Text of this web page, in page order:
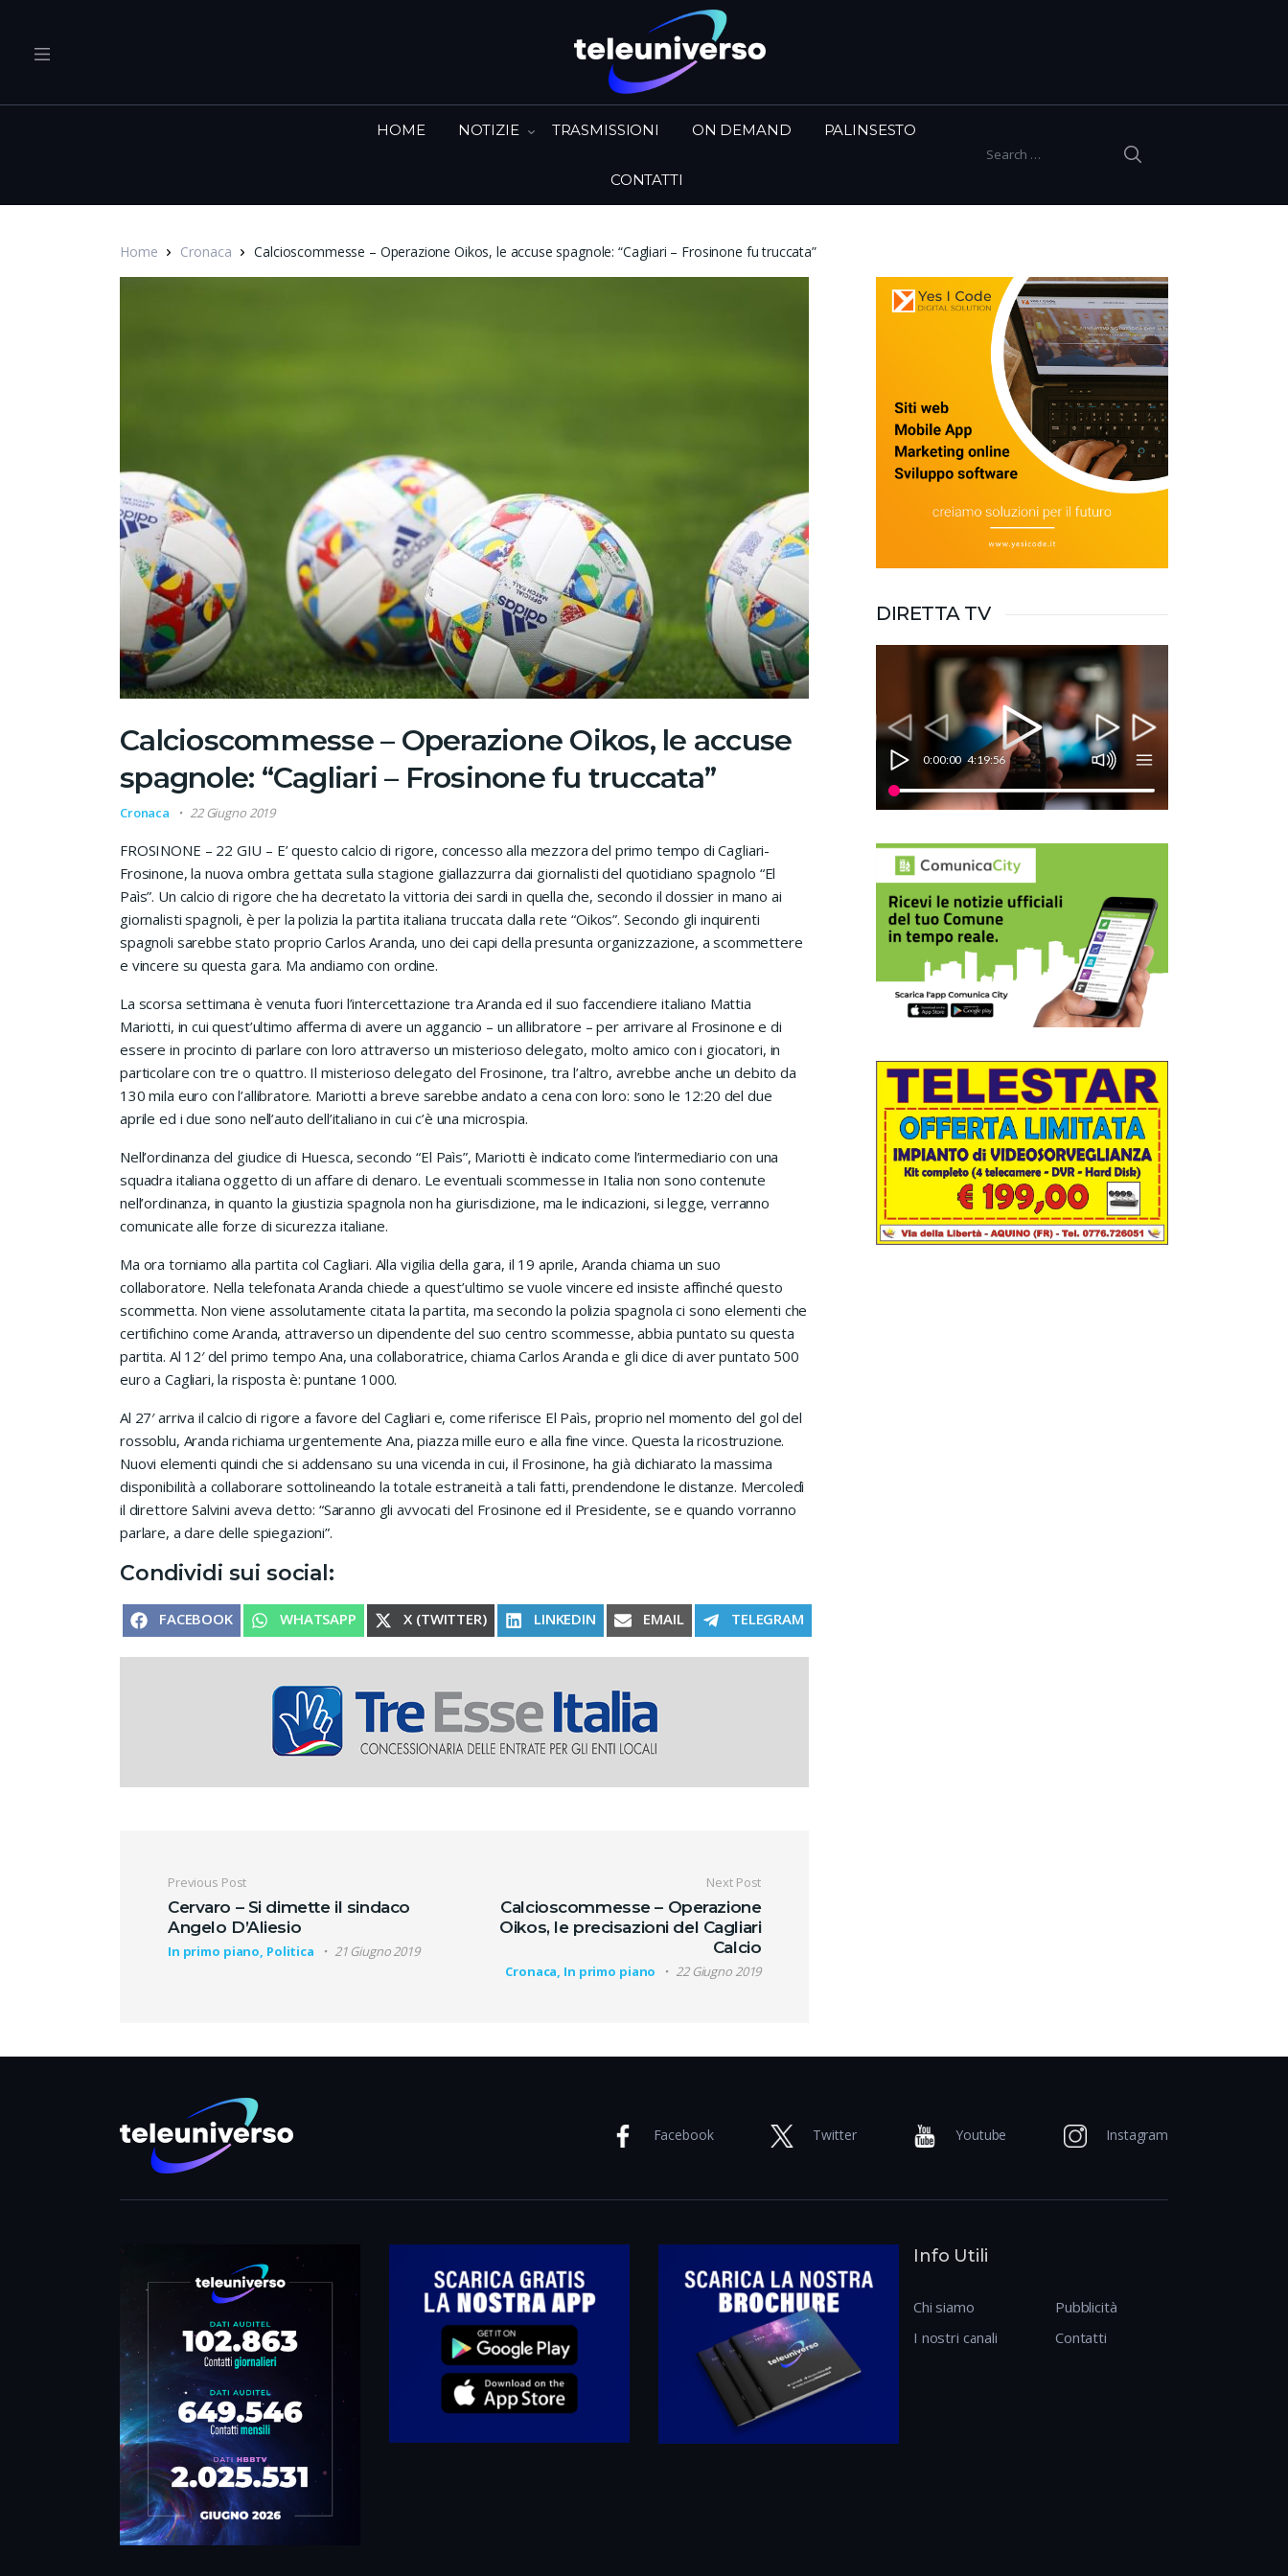
Search for:
HOME NOTIZIE TRASMISSIONI ON DEMAND PALINSESTO
CONTATTI
Home Cronaca Calcioscommesse – Operazione Oikos, le accuse spagnole: “Cagliari – Frosinone fu truccata”
Calcioscommesse – Operazione Oikos, le accuse
spagnole: “Cagliari – Frosinone fu truccata”
Cronaca 22 Giugno 2019
FROSINONE – 22 GIU – E’ questo calcio di rigore, concesso alla mezzora del primo tempo di Cagliari-
Frosinone, la nuova ombra gettata sulla stagione giallazzurra dai giornalisti del quotidiano spagnolo “El
Paìs”. Un calcio di rigore che ha decretato la vittoria dei sardi in quella che, secondo il dossier in mano ai
giornalisti spagnoli, è per la polizia la partita italiana truccata dalla rete “Oikos”. Secondo gli inquirenti
spagnoli sarebbe stato proprio Carlos Aranda, uno dei capi della presunta organizzazione, a scommettere
e vincere su questa gara. Ma andiamo con ordine.
La scorsa settimana è venuta fuori l’intercettazione tra Aranda ed il suo faccendiere italiano Mattia
Mariotti, in cui quest’ultimo afferma di avere un aggancio – un allibratore – per arrivare al Frosinone e di
essere in procinto di parlare con loro attraverso un misterioso delegato, molto amico con i giocatori, in
particolare con tre o quattro. Il misterioso delegato del Frosinone, tra l’altro, avrebbe anche un debito da
130 mila euro con l’allibratore. Mariotti a breve sarebbe andato a cena con loro: sono le 12:20 del due
aprile ed i due sono nell’auto dell’italiano in cui c’è una microspia.
Nell’ordinanza del giudice di Huesca, secondo “El Paìs”, Mariotti è indicato come l’intermediario con una
squadra italiana oggetto di un affare di denaro. Le eventuali scommesse in Italia non sono contenute
nell’ordinanza, in quanto la giustizia spagnola non ha giurisdizione, ma le indicazioni, si legge, verranno
comunicate alle forze di sicurezza italiane.
Ma ora torniamo alla partita col Cagliari. Alla vigilia della gara, il 19 aprile, Aranda chiama un suo
collaboratore. Nella telefonata Aranda chiede a quest’ultimo se vuole vincere ed insiste affinché questo
scommetta. Non viene assolutamente citata la partita, ma secondo la polizia spagnola ci sono elementi che
certifichino come Aranda, attraverso un dipendente del suo centro scommesse, abbia puntato su questa
partita. Al 12′ del primo tempo Ana, una collaboratrice, chiama Carlos Aranda e gli dice di aver puntato 500
euro a Cagliari, la risposta è: puntane 1000.
Al 27′ arriva il calcio di rigore a favore del Cagliari e, come riferisce El Paìs, proprio nel momento del gol del
rossoblu, Aranda richiama urgentemente Ana, piazza mille euro e alla fine vince. Questa la ricostruzione.
Nuovi elementi quindi che si addensano su una vicenda in cui, il Frosinone, ha già dichiarato la massima
disponibilità a collaborare sottolineando la totale estraneità a tali fatti, prendendone le distanze. Mercoledì
il direttore Salvini aveva detto: “Saranno gli avvocati del Frosinone ed il Presidente, se e quando vorranno
parlare, a dare delle spiegazioni”.
Condividi sui social:
SHARE ON
FACEBOOK SHARE ON
WHATSAPP SHARE ON
X (TWITTER) SHARE ON
LINKEDIN SHARE ON
EMAIL SHARE ON
TELEGRAM
Navigazione articoli
Previous Post
Cervaro – Si dimette il sindaco
Angelo D’Aliesio
In primo piano, Politica 21 Giugno 2019
Next Post
Calcioscommesse – Operazione
Oikos, le precisazioni del Cagliari
Calcio
Cronaca, In primo piano 22 Giugno 2019
DIRETTA TV
0:00:00 4:19:56
Facebook Twitter Youtube Instagram
Info Utili
Chi siamo
I nostri canali
Pubblicità
Contatti